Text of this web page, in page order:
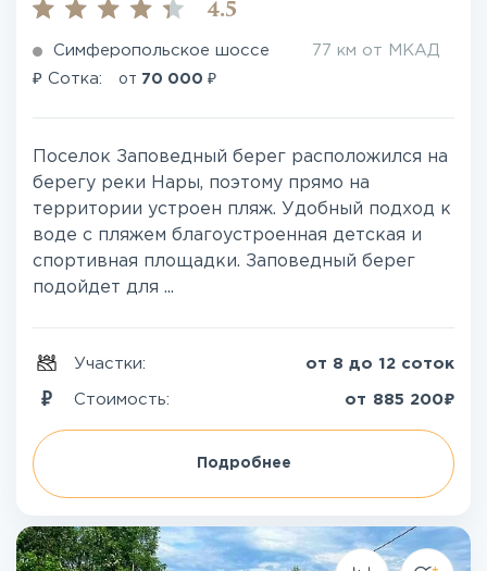
4.5
Симферопольское шоссе 77 км от МКАД
₽ Сотка: от 70 000 ₽
Поселок Заповедный берег расположился на
берегу реки Нары, поэтому прямо на
территории устроен пляж. Удобный подход к
воде с пляжем благоустроенная детская и
спортивная площадки. Заповедный берег
подойдет для ...
Участки: от 8 до 12 соток
Стоимость: от 885 200₽
Подробнее